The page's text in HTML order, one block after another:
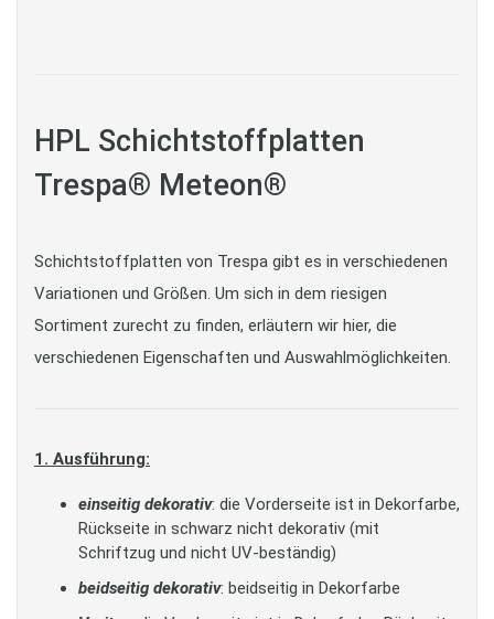
HPL Schichtstoffplatten
Trespa® Meteon®
Schichtstoffplatten von Trespa gibt es in verschiedenen
Variationen und Größen. Um sich in dem riesigen
Sortiment zurecht zu finden, erläutern wir hier, die
verschiedenen Eigenschaften und Auswahlmöglichkeiten.
1. Ausführung:
einseitig dekorativ: die Vorderseite ist in Dekorfarbe,
Rückseite in schwarz nicht dekorativ (mit
Schriftzug und nicht UV-beständig)
beidseitig dekorativ: beidseitig in Dekorfarbe